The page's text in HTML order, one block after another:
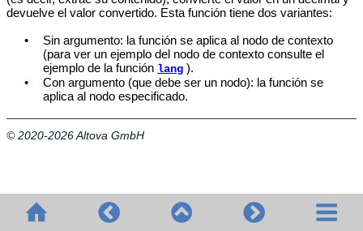
devuelve el valor convertido. Esta función tiene dos variantes:
•
Sin argumento: la función se aplica al nodo de contexto
(para ver un ejemplo del nodo de contexto consulte el
ejemplo de la función lang ).
•
Con argumento (que debe ser un nodo): la función se
aplica al nodo especificado.
© 2020-2026 Altova GmbH